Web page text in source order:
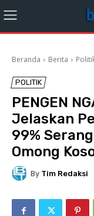
Beranda Berita
POLITIK
PENGEN
Jelaskan
99%
Omong
By Tim Redaksi